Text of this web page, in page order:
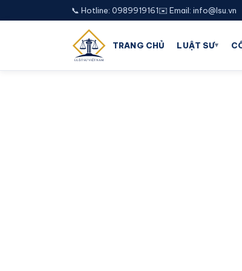
📞 Hotline: 0989919161✉️ Email: info@lsu.vn
TRANG CHỦ LUẬT SƯ▾